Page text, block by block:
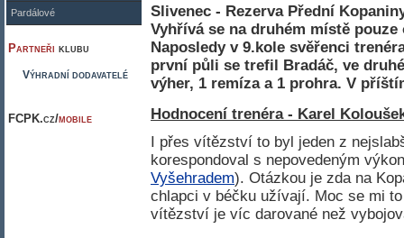
Pardálové
Partneři klubu
Výhradní dodavatelé
FCPK.cz/mobile
Slivenec - Rezerva Přední
Vyhřívá se na druhém místě
Naposledy v 9.kole svěřenci
první půli se trefil Bradáč, ve
výher, 1 remíza a 1 prohra. V
Hodnocení trenéra - Karel
I přes vítězství to byl jeden z
korespondoval s nepovedeným
Vyšehradem). Otázkou je zda na
chlapci v béčku užívají. Moc se mi
vítězství je víc darované než